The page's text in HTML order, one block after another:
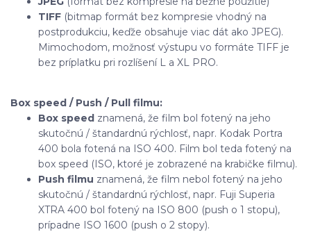
TIFF (bitmap formát bez kompresie vhodný na
postprodukciu, keďže obsahuje viac dát ako JPEG).
Mimochodom, možnosť výstupu vo formáte TIFF je
bez príplatku pri rozlíšení L a XL PRO.
Box speed / Push / Pull filmu:
Box speed znamená, že film bol fotený na jeho
skutočnú / štandardnú rýchlosť, napr. Kodak Portra
400 bola fotená na ISO 400. Film bol teda fotený na
box speed (ISO, ktoré je zobrazené na krabičke filmu).
Push filmu znamená, že film nebol fotený na jeho
skutočnú / štandardnú rýchlosť, napr. Fuji Superia
XTRA 400 bol fotený na ISO 800 (push o 1 stopu),
prípadne ISO 1600 (push o 2 stopy).